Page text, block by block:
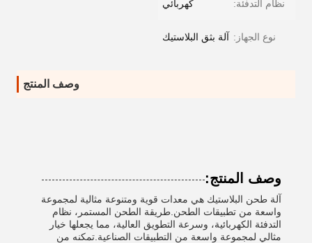
نظام التدفئة: كهربائي
نوع الجهاز: آلة بثق البلاستيك
وصف المنتج
وصف المنتج:
آلة طحن البلاستيك هي معدات قوية ومتنوعة مثالية لمجموعة
واسعة من تطبيقات الطحن.طريقة الطحن المستمر، نظام
التدفئة الكهربائية، وسرعة التطويق العالية، مما يجعلها خيار
مثالي لمجموعة واسعة من التطبيقات الصناعية.تمكنه من